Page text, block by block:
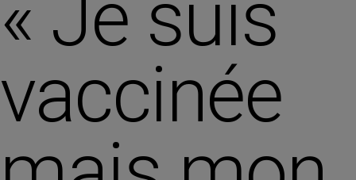
« Je suis
vaccinée